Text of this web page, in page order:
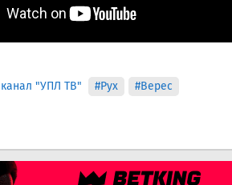
"УПЛ ТВ" #Рух #Верес